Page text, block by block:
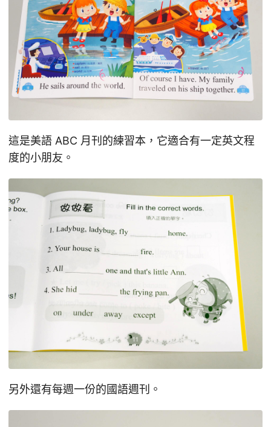
這是美語 ABC 月刊的練習本，它適合有一定英文程
度的小朋友。
另外還有每週一份的國語週刊。